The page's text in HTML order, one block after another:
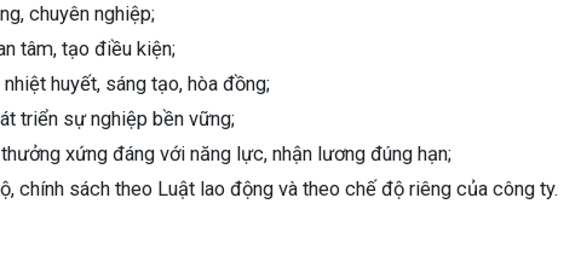
chuyên nghiệp;
tâm, tạo điều kiện;
huyết, sáng tạo, hòa đồng;
triển sự nghiệp bền vững;
xứng đáng với năng lực, nhận lương đúng hạn;
chính sách theo Luật lao động và theo chế độ riêng của công ty.